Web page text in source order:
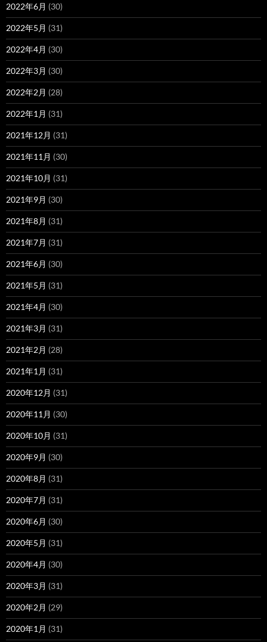
2022年6月 (30)
2022年5月 (31)
2022年4月 (30)
2022年3月 (30)
2022年2月 (28)
2022年1月 (31)
2021年12月 (31)
2021年11月 (30)
2021年10月 (31)
2021年9月 (30)
2021年8月 (31)
2021年7月 (31)
2021年6月 (30)
2021年5月 (31)
2021年4月 (30)
2021年3月 (31)
2021年2月 (28)
2021年1月 (31)
2020年12月 (31)
2020年11月 (30)
2020年10月 (31)
2020年9月 (30)
2020年8月 (31)
2020年7月 (31)
2020年6月 (30)
2020年5月 (31)
2020年4月 (30)
2020年3月 (31)
2020年2月 (29)
2020年1月 (31)